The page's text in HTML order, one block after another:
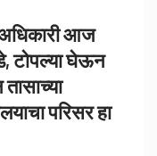
अधिकारी आज
टोपल्या घेऊन
परिसर हा